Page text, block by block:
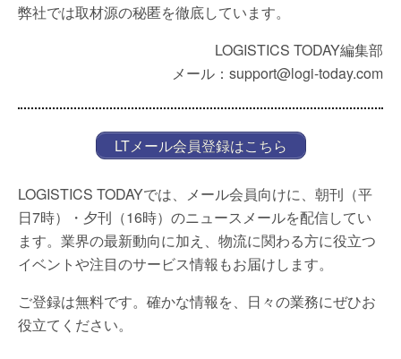
弊社では取材源の秘匿を徹底しています。
LOGISTICS TODAY編集部
メール：support@logi-today.com
LTメール会員登録はこちら
LOGISTICS TODAYでは、メール会員向けに、朝刊（平
日7時）・夕刊（16時）のニュースメールを配信してい
ます。業界の最新動向に加え、物流に関わる方に役立つ
イベントや注目のサービス情報もお届けします。
ご登録は無料です。確かな情報を、日々の業務にぜひお
役立てください。